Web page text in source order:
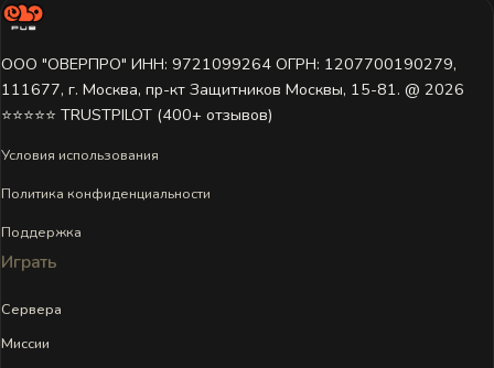
ООО "ОВЕРПРО" ИНН: 9721099264 ОГРН: 1207700190279,
111677, г. Москва, пр-кт Защитников Москвы, 15-81. @ 2026 ㅤ
⭐⭐⭐⭐⭐ TRUSTPILOT (400+ отзывов)
Условия использования
Политика конфиденциальности
Поддержка
Играть
Сервера
Миссии